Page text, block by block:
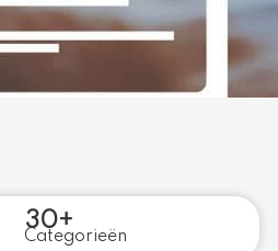
30+
Categorieën